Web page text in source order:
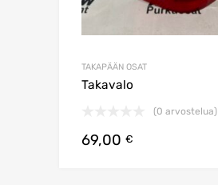
TAKAPÄÄN OSAT
Takavalo
(0 arvostelua)
69,00 €